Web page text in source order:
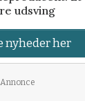
udsving
nyheder her
Annonce